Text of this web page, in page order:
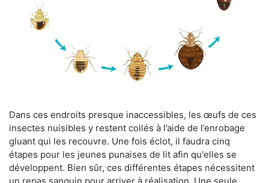
Dans ces endroits presque inaccessibles, les œufs de ces
insectes nuisibles y restent collés à l’aide de l’enrobage
gluant qui les recouvre. Une fois éclot, il faudra cinq
étapes pour les jeunes punaises de lit afin qu'elles se
développent. Bien sûr, ces différentes étapes nécessitent